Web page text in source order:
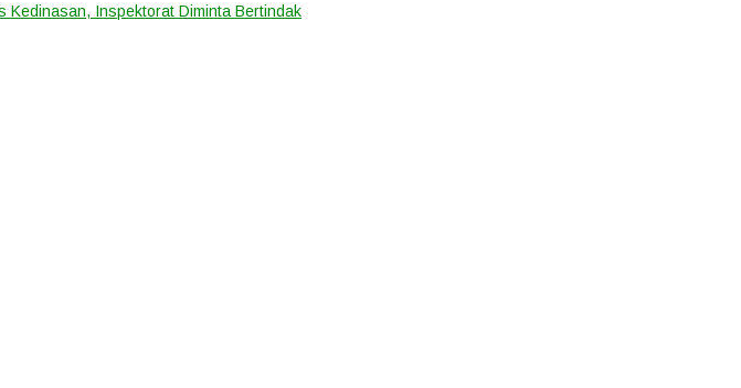
Kedinasan, Inspektorat Diminta Bertindak